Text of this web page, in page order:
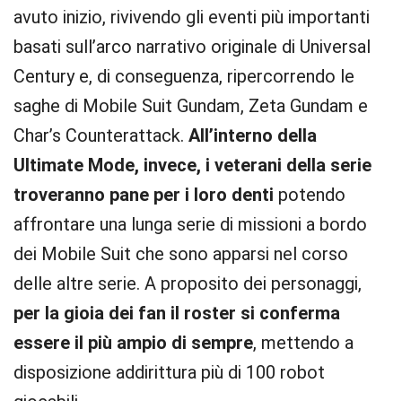
avuto inizio, rivivendo gli eventi più importanti
basati sull’arco narrativo originale di Universal
Century e, di conseguenza, ripercorrendo le
saghe di Mobile Suit Gundam, Zeta Gundam e
Char’s Counterattack. All’interno della
Ultimate Mode, invece, i veterani della serie
troveranno pane per i loro denti potendo
affrontare una lunga serie di missioni a bordo
dei Mobile Suit che sono apparsi nel corso
delle altre serie. A proposito dei personaggi,
per la gioia dei fan il roster si conferma
essere il più ampio di sempre, mettendo a
disposizione addirittura più di 100 robot